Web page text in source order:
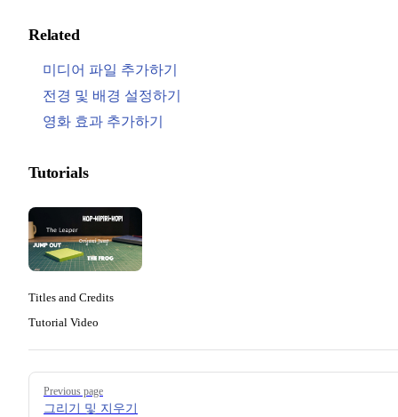
Related
미디어 파일 추가하기
전경 및 배경 설정하기
영화 효과 추가하기
Tutorials
Titles and Credits
Tutorial Video
Pager
Previous page
그리기 및 지우기